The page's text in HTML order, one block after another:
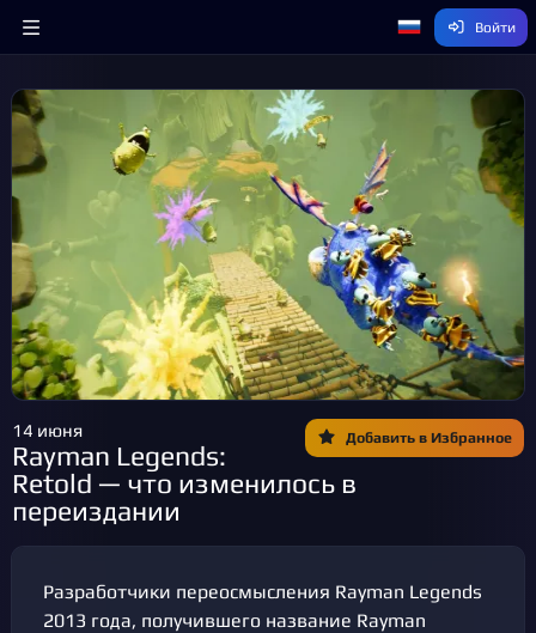
Войти
Добавить в Избранное
14 июня
Rayman Legends:
Retold — что изменилось в
переиздании
Разработчики переосмысления Rayman Legends
2013 года, получившего название Rayman